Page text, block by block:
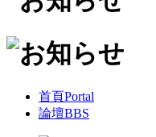
首頁Portal
論壇BBS